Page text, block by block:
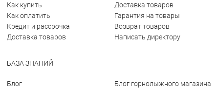
Как купить
Как оплатить
Кредит и рассрочка
Доставка товаров
Доставка товаров
Гарантия на товары
Возврат товаров
Написать директору
БАЗА ЗНАНИЙ
Блог
Блог горнолыжного магазина